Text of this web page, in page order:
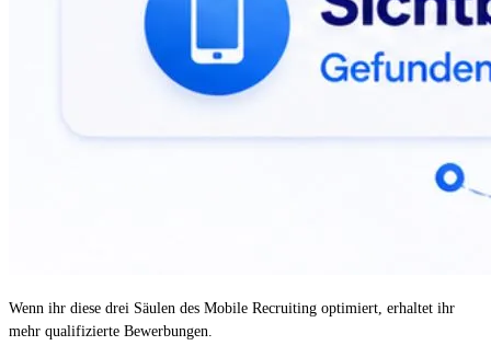
Wenn ihr diese drei Säulen des Mobile Recruiting optimiert, erhaltet ihr
mehr qualifizierte Bewerbungen.